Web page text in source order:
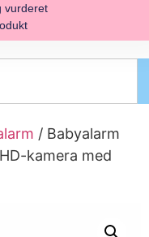
vurderet
/ Babyalarm
kamera med